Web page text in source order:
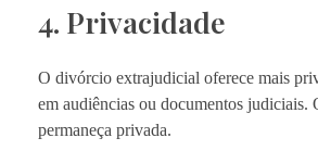
4. Privacidade
O divórcio extrajudicial oferece mais
em audiências ou documentos judiciais.
permaneça privada.